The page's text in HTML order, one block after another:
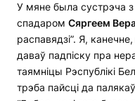
У мяне была сустрэча
спадаром Сяргеем
распавядзі”. Я,
даваў падпіску пра
таямніцы Рэспублікі
трэба пайсці да